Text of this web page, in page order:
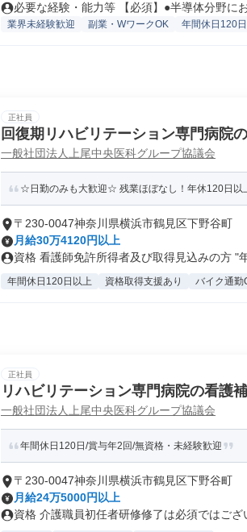
必要な経験・能力等 【必須】●半導体分野に
業界未経験歓迎 副業・WワークOK 年間休日120
正社員
回復期リハビリテーション専門病院
一般社団法人上尾中央医科グループ協議会
☆日勤のみも大歓迎☆ 残業ほぼなし！年休120日以
〒230-0047神奈川県横浜市鶴見区下野谷町
月給30万4120円以上
資格 看護師免許所得者及び取得見込みの方 "
年間休日120日以上 資格取得支援あり バイク通勤
正社員
リハビリテーション専門病院の看護
一般社団法人上尾中央医科グループ協議会
年間休日120日/賞与年2回/無資格・未経験歓迎
〒230-0047神奈川県横浜市鶴見区下野谷町
月給24万5000円以上
資格 介護職員初任者研修修了は必須ではござ